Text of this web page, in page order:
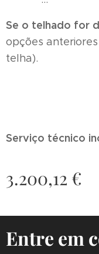
Se o telhado for
opções
telha).
Serviço técnico
3.200,12 €
Entre em